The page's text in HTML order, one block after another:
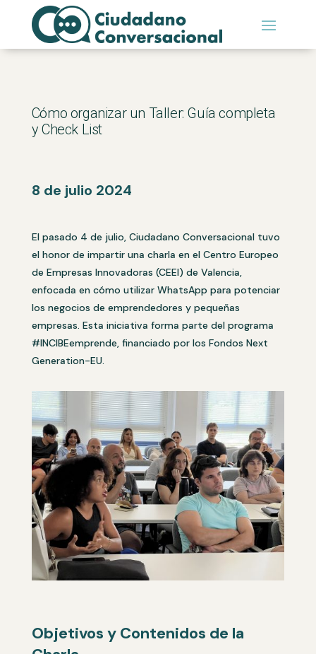
Cómo organizar un Taller: Guía completa
y Check List
8 de julio 2024
El pasado 4 de julio, Ciudadano Conversacional tuvo
el honor de impartir una charla en el Centro Europeo
de Empresas Innovadoras (CEEI) de Valencia,
enfocada en cómo utilizar WhatsApp para potenciar
los negocios de emprendedores y pequeñas
empresas. Esta iniciativa forma parte del programa
#INCIBEemprende, financiado por los Fondos Next
Generation-EU.
Objetivos y Contenidos de la